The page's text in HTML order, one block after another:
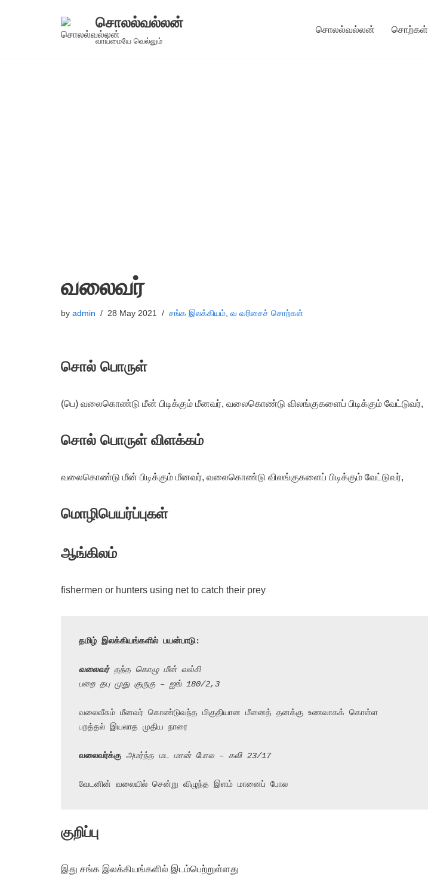
சொலல்வல்லன்
வாய்மையே வெல்லும்
சொலல்வல்லன் சொற்கள்
வலைவர்
by admin 28 May 2021 சங்க இலக்கியம் வ வரிசைச் சொற்கள்
சொல் பொருள்
(பெ) வலைகொண்டு மீன் பிடிக்கும் மீனவர், வலைகொண்டு விலங்குகளைப் பிடிக்கும் வேட்டுவர்,
சொல் பொருள் விளக்கம்
வலைகொண்டு மீன் பிடிக்கும் மீனவர், வலைகொண்டு விலங்குகளைப் பிடிக்கும் வேட்டுவர்,
மொழிபெயர்ப்புகள்
ஆங்கிலம்
fishermen or hunters using net to catch their prey
தமிழ் இலக்கியங்களில் பயன்பாடு:
வலைவர் தந்த கொழு மீன் வல்சி
பறை தபு முது குருகு – ஐங் 180/2,3
வலைவீசும் மீனவர் கொண்டுவந்த மிகுதியான மீனைத் தனக்கு உணவாகக் கொள்ள
பறத்தல் இயலாத முதிய நாரை
வலைவர்க்கு அமர்ந்த மட மான் போல – கலி 23/17
வேடனின் வலையில் சென்று விழுந்த இளம் மானைப் போல
குறிப்பு
இது சங்க இலக்கியங்களில் இடம்பெற்றுள்ளது